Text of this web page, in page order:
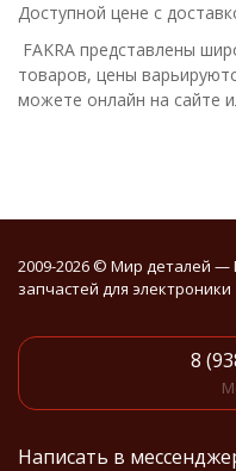
Доступной цене с
FAKRA представлены
товаров, цены
можете онлайн на сайте
2009-2026 © Мир деталей —
запчастей для электроники
8
Написать в